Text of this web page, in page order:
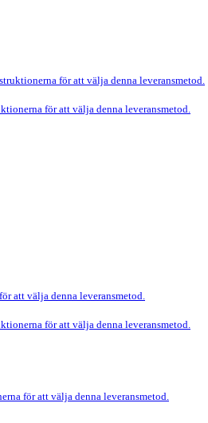
för att välja denna leveransmetod.
för att välja denna leveransmetod.
att välja denna leveransmetod.
för att välja denna leveransmetod.
för att välja denna leveransmetod.